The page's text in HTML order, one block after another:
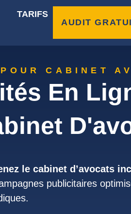
TARIFS
AUDIT
CABINET
En
le cabinet d’avocats
publicitaires